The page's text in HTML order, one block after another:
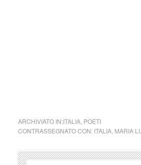
ARCHIVIATO IN:ITALIA, POETI
CONTRASSEGNATO CON: ITALIA, MARIA